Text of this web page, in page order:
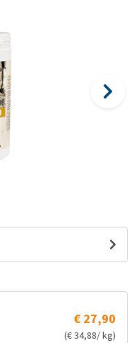
€ 27,90
(€ 34,88/ kg)